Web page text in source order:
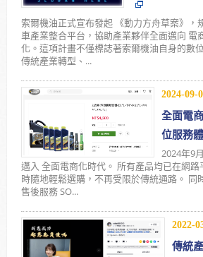
索爾機油正式宣布發起 《動力方舟草案》，
車產業整合平台，協助產業夥伴全面邁向 電
化。這項計畫不僅標誌著索爾機油自身的數
傳統產業轉型、...
2024-09-
全面電
位服務
2024年9
邁入 全面電商化時代。 所有產品均已在網
時隨地輕鬆選購，不再受限於傳統通路。 同
售後服務 SO...
2022-
傳統